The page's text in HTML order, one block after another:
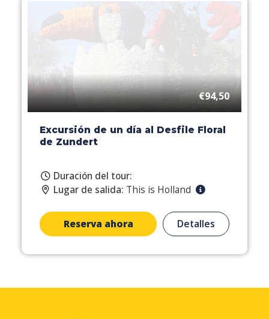
€94,50
Excursión de un día al Desfile Floral
de Zundert
Duración del tour:
Lugar de salida: This is Holland
Reserva ahora Detalles